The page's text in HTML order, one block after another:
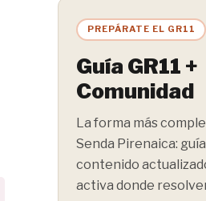
PREPÁRATE EL GR11
Guía GR11 +
Comunidad
La forma más
Senda Pirenaica:
contenido
activa donde